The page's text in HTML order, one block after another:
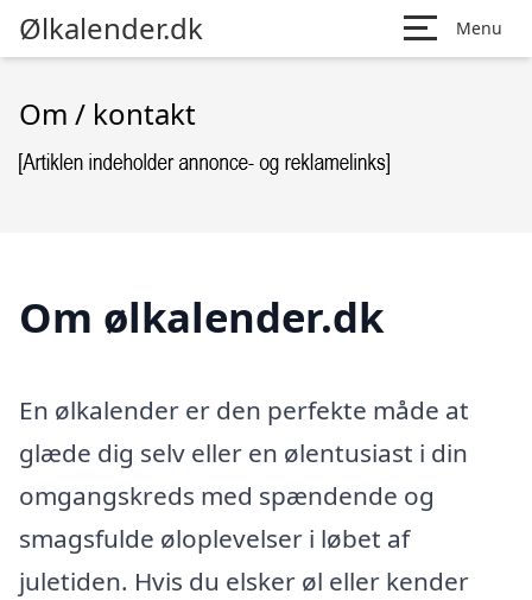
Ølkalender.dk Menu
Om / kontakt
Om ølkalender.dk
En ølkalender er den perfekte måde at
glæde dig selv eller en ølentusiast i din
omgangskreds med spændende og
smagsfulde øloplevelser i løbet af
juletiden. Hvis du elsker øl eller kender